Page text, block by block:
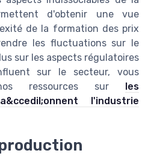
d'obtenir une vue
de la formation des prix
les fluctuations sur le
sur les aspects régulatoires
sur le secteur, vous
ressources sur les
l'industrie